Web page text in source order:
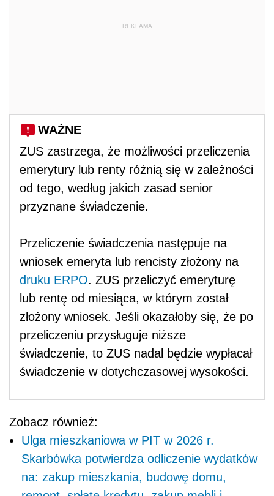
REKLAMA
WAŻNE
ZUS zastrzega, że możliwości przeliczenia
emerytury lub renty różnią się w zależności
od tego, według jakich zasad senior
przyznane świadczenie.
Przeliczenie świadczenia następuje na
wniosek emeryta lub rencisty złożony na
druku ERPO. ZUS przeliczyć emeryturę
lub rentę od miesiąca, w którym został
złożony wniosek. Jeśli okazałoby się, że po
przeliczeniu przysługuje niższe
świadczenie, to ZUS nadal będzie wypłacał
świadczenie w dotychczasowej wysokości.
Zobacz również:
Ulga mieszkaniowa w PIT w 2026 r.
Skarbówka potwierdza odliczenie wydatków
na: zakup mieszkania, budowę domu,